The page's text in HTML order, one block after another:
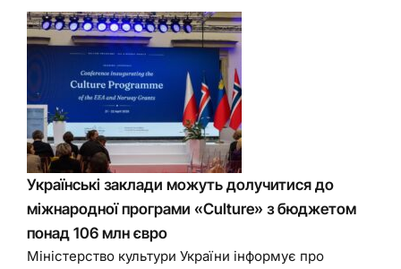
Українські заклади можуть долучитися до
міжнародної програми «Culture» з бюджетом
понад 106 млн євро
Міністерство культури України інформує про